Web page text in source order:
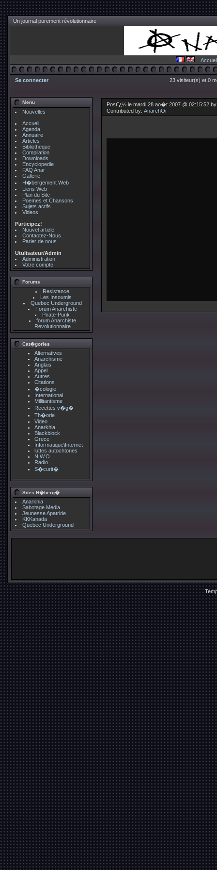
Un journal purement révolutionnaire
Accueil
Se connecter 23 visiteur(s) et 0
Menu
Nouvelles
Accueil
Agenda
Annuaire
Articles
Bibliotheque
Compilation
Downloads
Encyclopedie
FAQ Anar
Gallerie
H�bergement Web
Liens Web
Plan du Site
Poemes et Chansons
Sujets actifs
Videos
Participez!
Nouvel article
Contactez-Nous
Parler de nous
Utulisateur/Admin
Administration
Votre compte
Forums
Resistance
Les Insoumis
Quebec Underground
Forum Anarchiste
Pirate-Punk
forum Anarchiste
Revolutionnaire
Cat�gories
Alternatives
Anarchisme
Anglais
Appel
Autres
Citations
�cologie
International
Millitantisme
Recettes v�g�
Th�orie
Video
Anarkhia
Blackblock
Grece
Informatique\Internet
luttes autochtones
N.W.O
Radio
S�curit�
Sites H�berg�
Anarkhia
Sabotage Media
Jeunesse Apatride
KKKanada
Quebec Underground
Postï¿½ le mardi 28 ao�t 2007 @ 02:15:52
Contributed by: AnarchOi